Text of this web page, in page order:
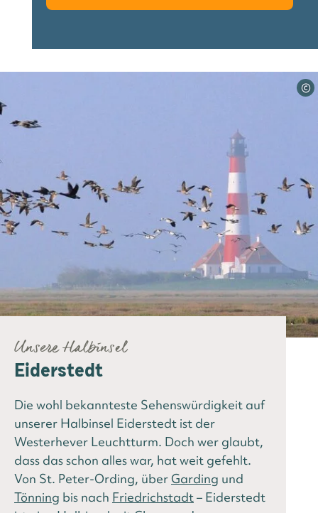
©
Unsere Halbinsel
Eiderstedt
Die wohl bekannteste Sehenswürdigkeit auf
unserer Halbinsel Eiderstedt ist der
Westerhever Leuchtturm. Doch wer glaubt,
dass das schon alles war, hat weit gefehlt.
Von St. Peter-Ording, über Garding und
Tönning bis nach Friedrichstadt– Eiderstedt